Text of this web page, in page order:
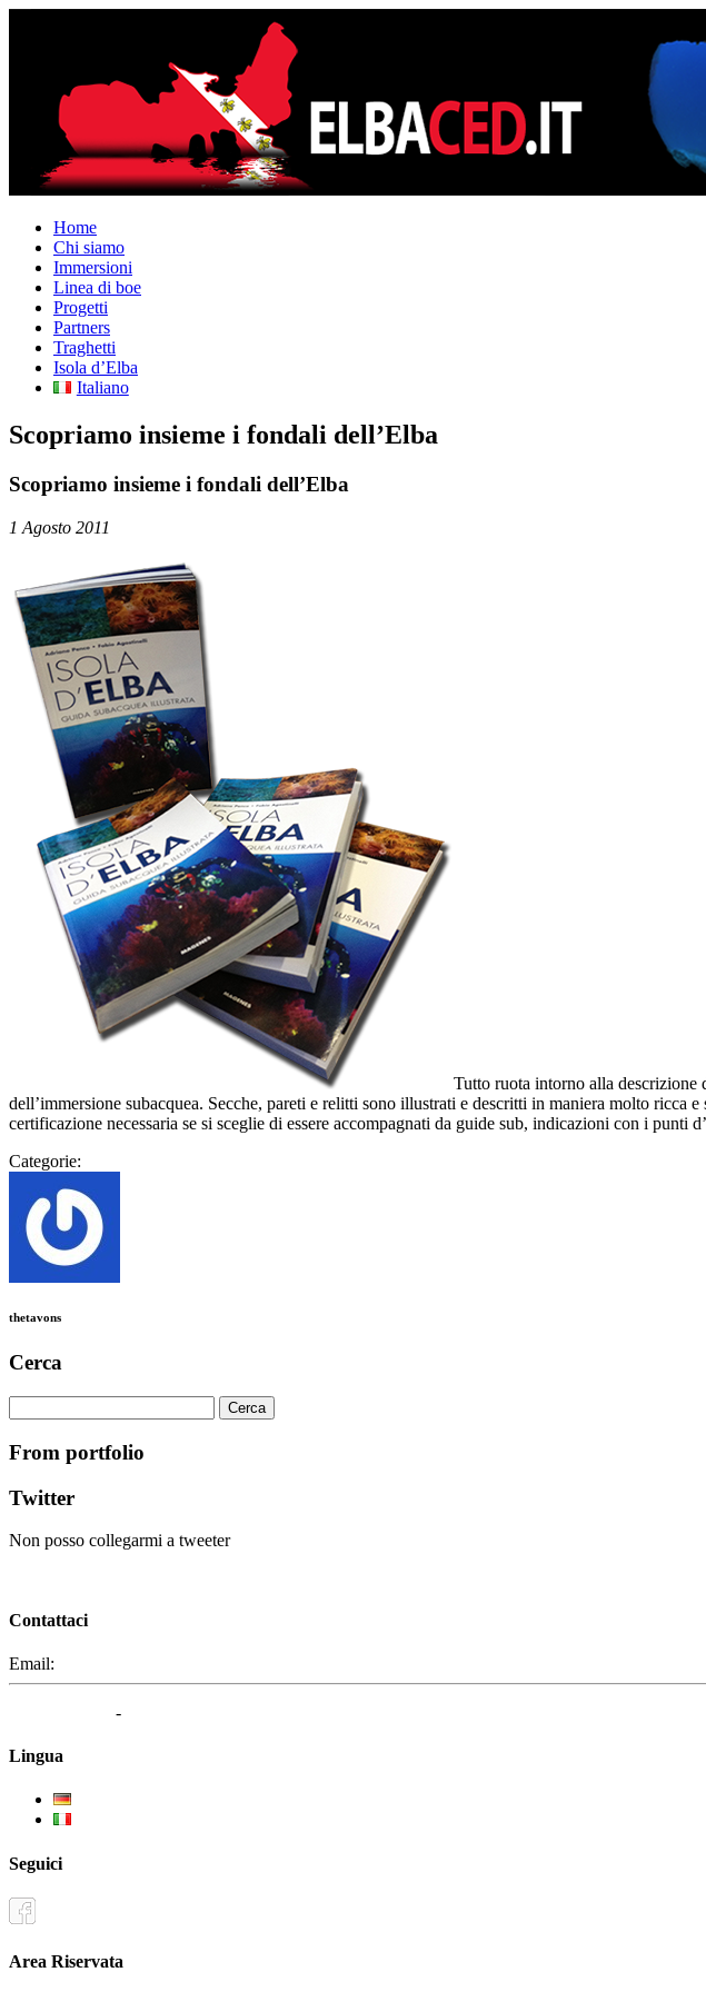
Home
Chi siamo
Immersioni
Linea di boe
Progetti
Partners
Traghetti
Isola d’Elba
Italiano
Scopriamo insieme i fondali dell’Elba
Scopriamo insieme i fondali dell’Elba
1 Agosto 2011
Tutto ruota intorno alla descrizione
dell’immersione subacquea. Secche, pareti e relitti sono illustrati e descritti in maniera molto ricca
certificazione necessaria se si sceglie di essere accompagnati da guide sub, indicazioni con i punti
Categorie:
thetavons
Cerca
per:
From portfolio
Twitter
Non posso collegarmi a tweeter
Contattaci
Email:
-
Lingua
Seguici
Area Riservata